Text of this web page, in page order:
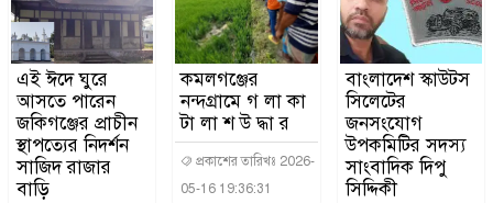
এই ঈদে ঘুরে
আসতে পারেন
জকিগঞ্জের প্রাচীন
স্থাপত্যের নিদর্শন
সাজিদ রাজার
বাড়ি
কমলগঞ্জের
নন্দগ্রামে গ লা কা
টা লা শ উ দ্ধা র
প্রকাশের তারিখঃ 2026-
05-16 19:36:31
বাংলাদেশ স্কাউটস
সিলেটের
জনসংযোগ
উপকমিটির সদস্য
সাংবাদিক দিপু
সিদ্দিকী